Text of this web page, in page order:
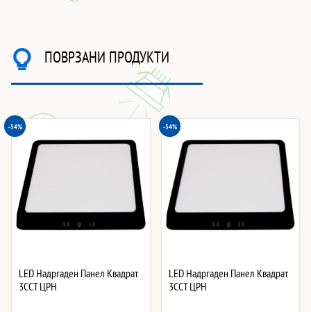
ПОВРЗАНИ ПРОДУКТИ
-54%
LED Надргаден Панел Квадрат
3CCT ЦРН
-54%
LED Надргаден Панел Квадрат
3CCT ЦРН